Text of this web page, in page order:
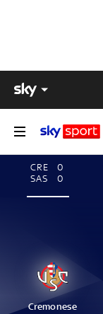
CRE
0
SAS
0
Cremonese